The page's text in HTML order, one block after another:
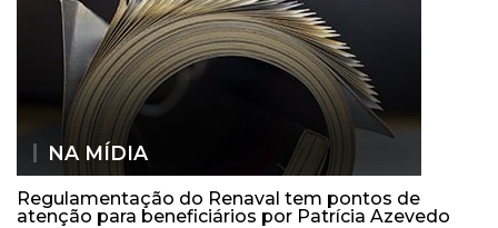
NA MÍDIA
Regulamentação do Renaval tem pontos de
atenção para beneficiários por Patrícia Azevedo